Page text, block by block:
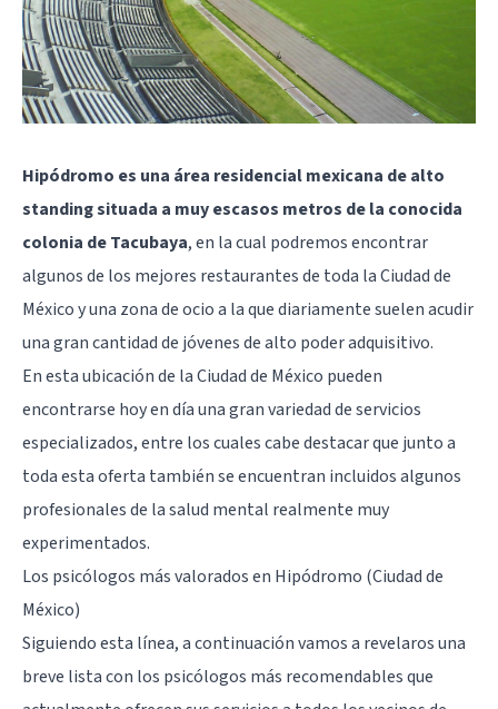
Hipódromo es una área residencial mexicana de alto
standing situada a muy escasos metros de la conocida
colonia de Tacubaya, en la cual podremos encontrar
algunos de los mejores restaurantes de toda la Ciudad de
México y una zona de ocio a la que diariamente suelen acudir
una gran cantidad de jóvenes de alto poder adquisitivo.
En esta ubicación de la Ciudad de México pueden
encontrarse hoy en día una gran variedad de servicios
especializados, entre los cuales cabe destacar que junto a
toda esta oferta también se encuentran incluidos algunos
profesionales de la salud mental realmente muy
experimentados.
Los psicólogos más valorados en Hipódromo (Ciudad de
México)
Siguiendo esta línea, a continuación vamos a revelaros una
breve lista con los psicólogos más recomendables que